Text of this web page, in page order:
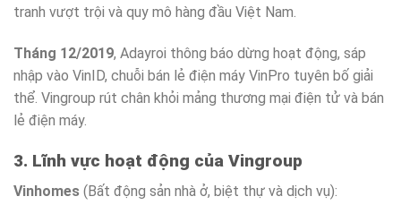
tranh vượt trội và quy mô hàng đầu Việt Nam.
Tháng 12/2019, Adayroi thông báo dừng hoạt động, sáp
nhập vào VinID, chuỗi bán lẻ điện máy VinPro tuyên bố giải
thể. Vingroup rút chân khỏi mảng thương mại điện tử và bán
lẻ điện máy.
3. Lĩnh vực hoạt động của Vingroup
Vinhomes (Bất động sản nhà ở, biệt thự và dịch vụ):